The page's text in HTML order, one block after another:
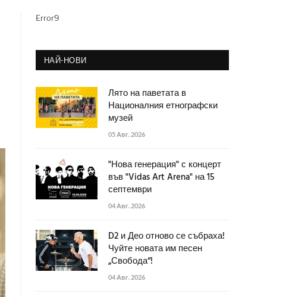
Error9
НАЙ-НОВИ
Лято на паветата в
Националния етнографски
музей
05 Авг. 2026
"Нова генерация" с концерт
във "Vidas Art Arena" на 15
септември
04 Авг. 2026
D2 и Део отново се събраха!
Чуйте новата им песен
„Свобода“!
04 Авг. 2026